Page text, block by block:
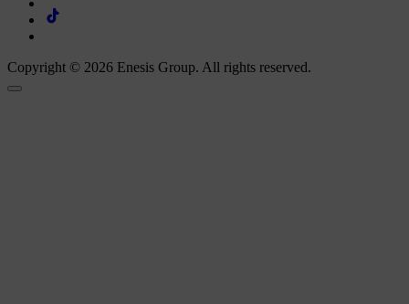
Copyright © 2026 Enesis Group. All rights reserved.